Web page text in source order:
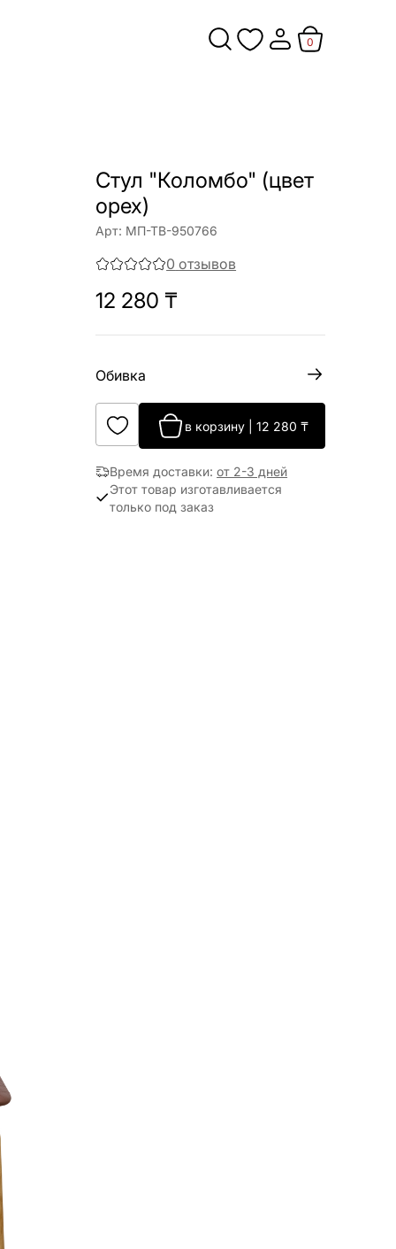
0
Стул "Коломбо" (цвет
орех)
Арт: МП-ТВ-950766
0 отзывов
12 280 ₸
Обивка
в корзину| 12 280 ₸
Время доставки:от 2-3 дней
Этот товар изготавливается
только под заказ